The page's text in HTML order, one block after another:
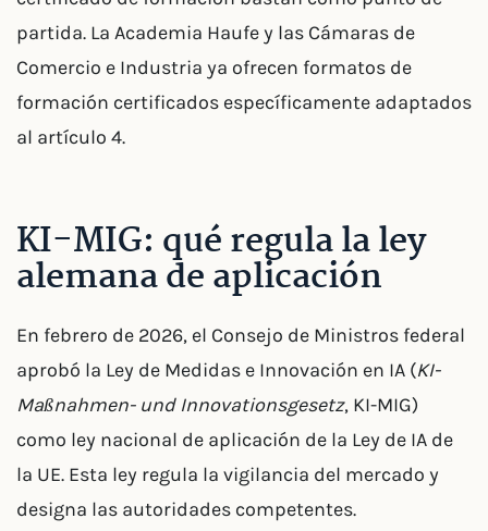
partida. La Academia Haufe y las Cámaras de
Comercio e Industria ya ofrecen formatos de
formación certificados específicamente adaptados
al artículo 4.
KI-MIG: qué regula la ley
alemana de aplicación
En febrero de 2026, el Consejo de Ministros federal
aprobó la Ley de Medidas e Innovación en IA (KI-
Maßnahmen- und Innovationsgesetz, KI-MIG)
como ley nacional de aplicación de la Ley de IA de
la UE. Esta ley regula la vigilancia del mercado y
designa las autoridades competentes.